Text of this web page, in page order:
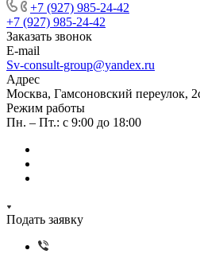
+7 (927) 985-24-42
+7 (927) 985-24-42
Заказать звонок
E-mail
Sv-consult-group@yandex.ru
Адрес
Москва, Гамсоновский переулок,
Режим работы
Пн. – Пт.: с 9:00 до 18:00
Подать заявку